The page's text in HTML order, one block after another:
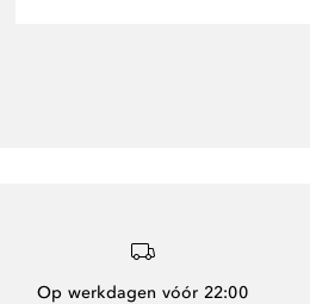
Op werkdagen vóór 22:00